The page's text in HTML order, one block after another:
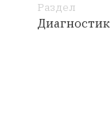
Раздел